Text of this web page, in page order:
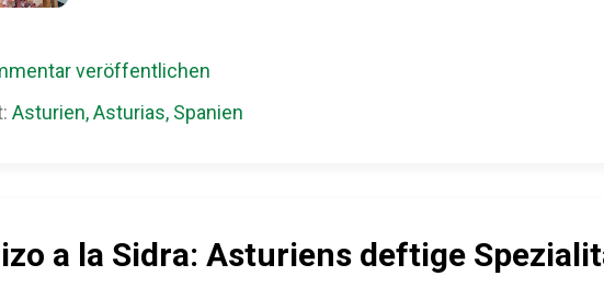
Man schmeckt, wie viel Handwerk drinsteckt. Das ist
draufgelegt“-Gericht, sondern durchdacht bis ins
kleine Explosion Der Maisfladen – leicht rauchig, ein
veröffentlichen
Asturien, Asturias, Spanien
a la Sidra: Asturiens deftige